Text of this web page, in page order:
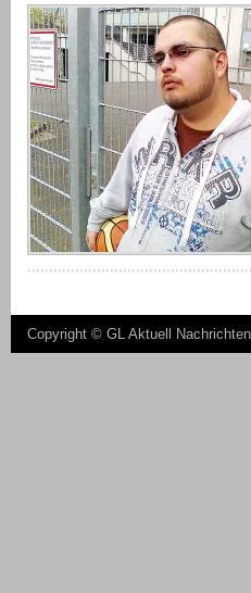
Copyright © GL Aktuell